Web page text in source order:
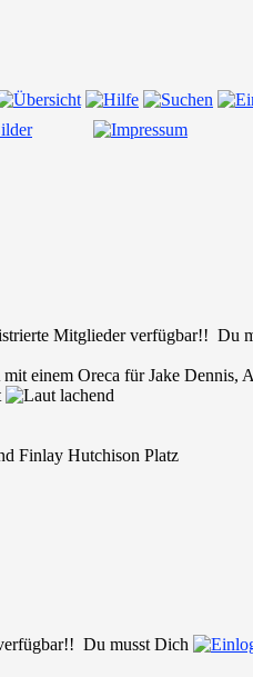
Mitglieder verfügbar!! Du
einem Oreca für Jake
Finlay Hutchison Platz
Du musst Dich